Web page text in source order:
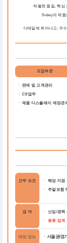
탁월한 품질, 핵심
Sisley의 제품
디테일에 뛰어나고, 우
모집부문
ㆍ 판매 및 고객관리
ㆍ CS업무
ㆍ 제품 디스플레이 매장관
근무 조건 ㆍ 해당 지
ㆍ 주말포함
급 여 ㆍ 신입/경
ㆍ 동종 업
매장 정보 ㆍ서울권/경